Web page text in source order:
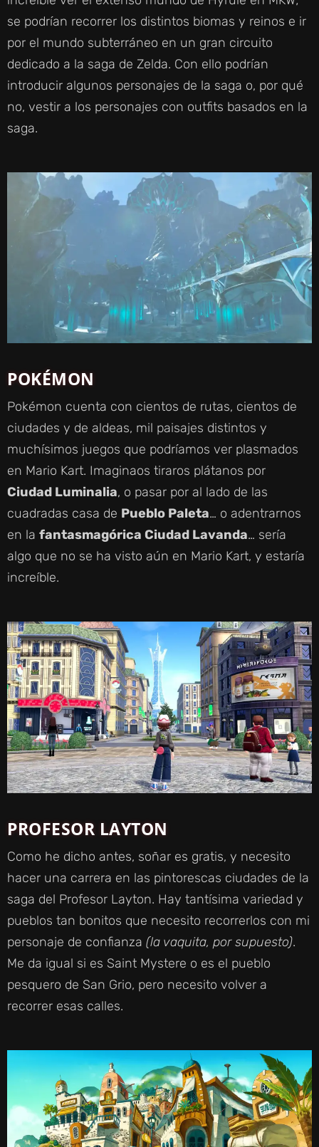
se podrían recorrer los distintos biomas y reinos e ir
por el mundo subterráneo en un gran circuito
dedicado a la saga de Zelda. Con ello podrían
introducir algunos personajes de la saga o, por qué
no, vestir a los personajes con outfits basados en la
saga.
POKÉMON
Pokémon cuenta con cientos de rutas, cientos de
ciudades y de aldeas, mil paisajes distintos y
muchísimos juegos que podríamos ver plasmados
en Mario Kart. Imaginaos tiraros plátanos por
Ciudad Luminalia, o pasar por al lado de las
cuadradas casa de Pueblo Paleta… o adentrarnos
en la fantasmagórica Ciudad Lavanda… sería
algo que no se ha visto aún en Mario Kart, y estaría
increíble.
PROFESOR LAYTON
Como he dicho antes, soñar es gratis, y necesito
hacer una carrera en las pintorescas ciudades de la
saga del Profesor Layton. Hay tantísima variedad y
pueblos tan bonitos que necesito recorrerlos con mi
personaje de confianza (la vaquita, por supuesto).
Me da igual si es Saint Mystere o es el pueblo
pesquero de San Grio, pero necesito volver a
recorrer esas calles.